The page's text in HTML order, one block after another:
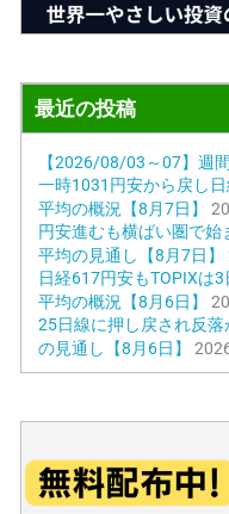
最近の投稿
【2026/08/03～07】週
一時1031円安から戻し
平均の概況【8月7日】
円安進むも横ばい圏で
平均の見通し【8月7日】
日経617円安もTOPIXは
平均の概況【8月6日】
25日線に押し戻され反
の見通し【8月6日】